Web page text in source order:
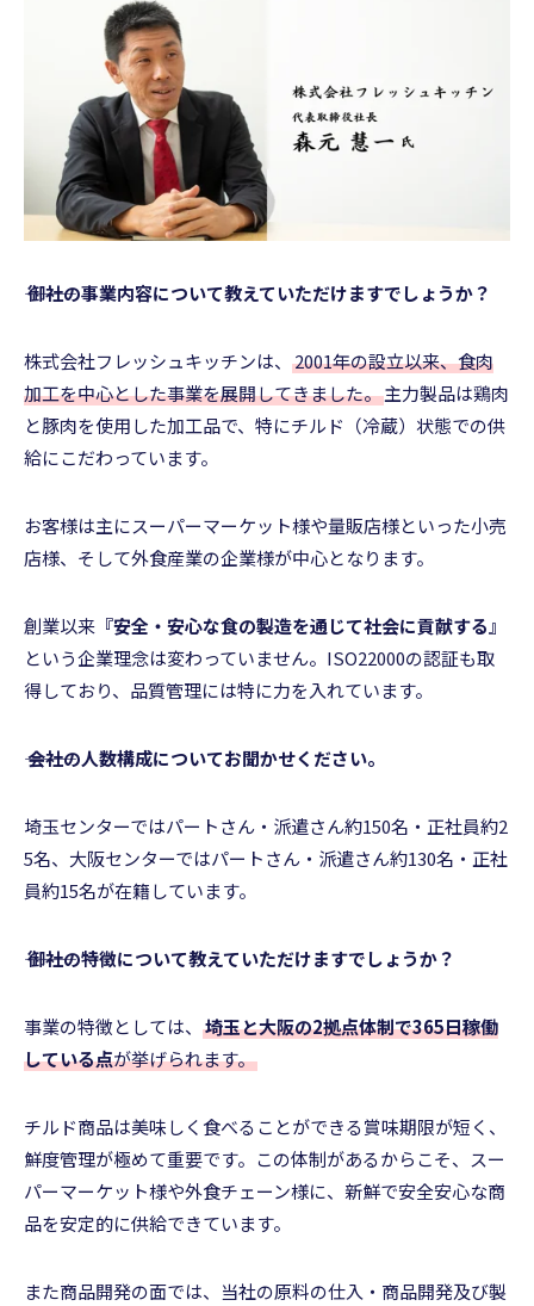
――― 御社の事業内容について教えていただけますでしょうか？
株式会社フレッシュキッチンは、 2001年の設立以来、食肉
加工を中心とした事業を展開してきました。主力製品は鶏肉
と豚肉を使用した加工品で、特にチルド（冷蔵）状態での供
給にこだわっています。
お客様は主にスーパーマーケット様や量販店様といった小売
店様、そして外食産業の企業様が中心となります。
創業以来 『安全・安心な食の製造を通じて社会に貢献する』
という企業理念は変わっていません。ISO22000の認証も取
得しており、品質管理には特に力を入れています。
――― 会社の人数構成についてお聞かせください。
埼玉センターではパートさん・派遣さん約150名・正社員約2
5名、大阪センターではパートさん・派遣さん約130名・正社
員約15名が在籍しています。
――― 御社の特徴について教えていただけますでしょうか？
事業の特徴としては、 埼玉と大阪の2拠点体制で365日稼働
している点が挙げられます。
チルド商品は美味しく食べることができる賞味期限が短く、
鮮度管理が極めて重要です。この体制があるからこそ、スー
パーマーケット様や外食チェーン様に、新鮮で安全安心な商
品を安定的に供給できています。
また商品開発の面では、当社の原料の仕入・商品開発及び製